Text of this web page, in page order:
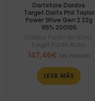
Dartstore Dardos
Target Darts Phil Taylor
Power 9Five Gen 2 22g
95% 200105
Dardos Punta de acero
Target Punta Acero
147,46€ Iva incluido
LEER MÁS